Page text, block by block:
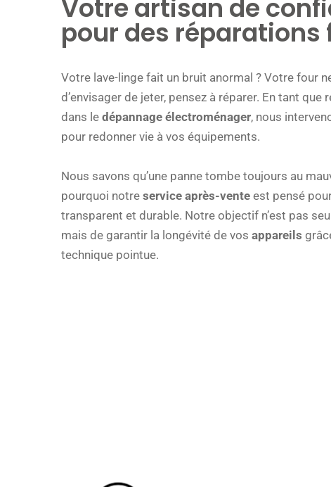
Votre artisan de
pour des réparations
Votre lave-linge fait un bruit anormal ? Votre four
d’envisager de jeter, pensez à réparer. En tant que
dans le dépannage électroménager, nous
pour redonner vie à vos équipements.
Nous savons qu’une panne tombe toujours au
pourquoi notre service après-vente est pensé
transparent et durable. Notre objectif n’est pas
mais de garantir la longévité de vos appareils
technique pointue.